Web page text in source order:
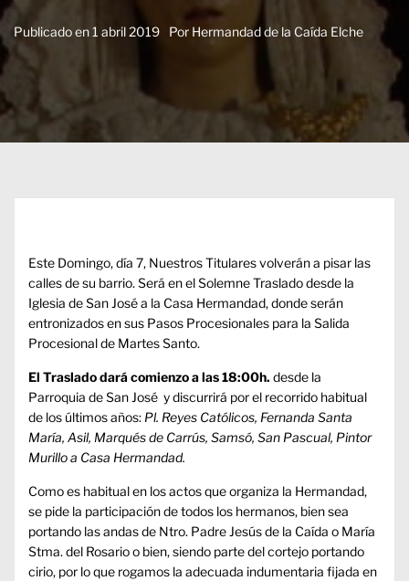
Publicado en1 abril 2019 Por Hermandad de la Caída Elche
Este Domingo, día 7, Nuestros Titulares volverán a pisar las
calles de su barrio. Será en el Solemne Traslado desde la
Iglesia de San José a la Casa Hermandad, donde serán
entronizados en sus Pasos Procesionales para la Salida
Procesional de Martes Santo.
El Traslado dará comienzo a las 18:00h. desde la
Parroquia de San José y discurrirá por el recorrido habitual
de los últimos años: Pl. Reyes Católicos, Fernanda Santa
María, Asil, Marqués de Carrús, Samsó, San Pascual, Pintor
Murillo a Casa Hermandad.
Como es habitual en los actos que organiza la Hermandad,
se pide la participación de todos los hermanos, bien sea
portando las andas de Ntro. Padre Jesús de la Caída o María
Stma. del Rosario o bien, siendo parte del cortejo portando
cirio, por lo que rogamos la adecuada indumentaria fijada en